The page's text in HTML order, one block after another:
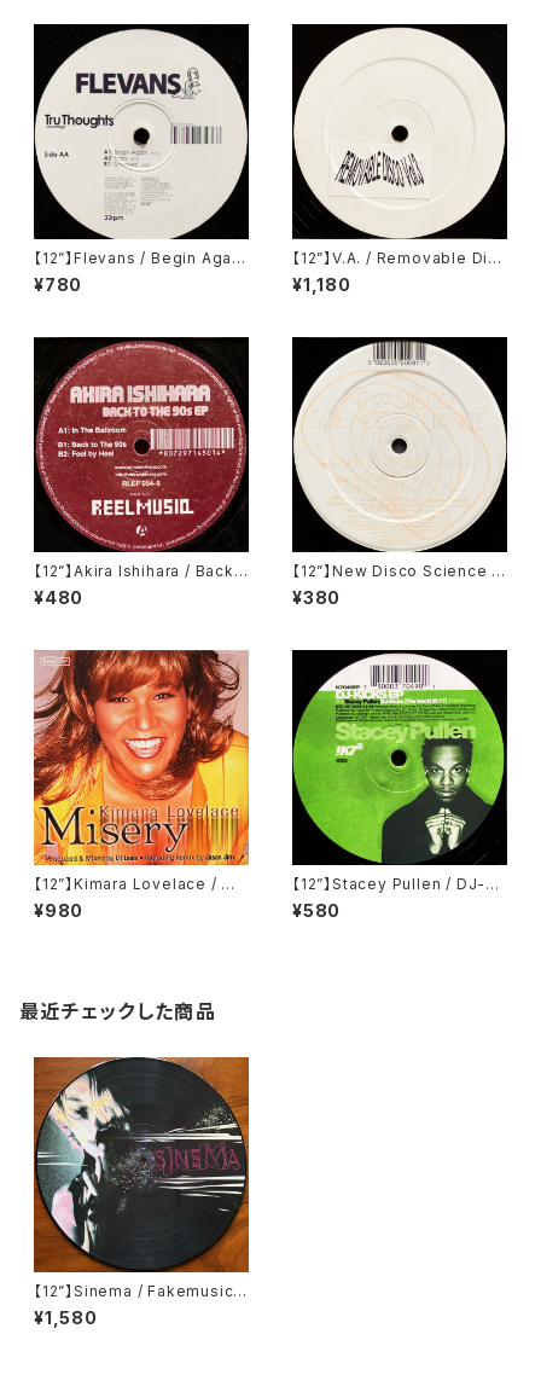
【12”】Flevans / Begin Again
(Tru Thoughts) (TRU 036)
¥780
【12”】V.A. / Removable Disc
o Vol.3 (Removable Disco)
¥1,180
【12”】Akira Ishihara / Back
To The 90's EP (Reel Musi
q) (RLEP 054-6)
¥480
【12”】New Disco Science Al
liance / Nylon Groover / W
ake Up And Smell The Cof
¥380
【12”】Kimara Lovelace / Mi
sery (BPM King Street Sou
nds) (KSS 1110)
¥980
【12”】Stacey Pullen / DJ-Ki
cks EP (!K7 Records) (!K70
49EP)
¥580
最近チェックした商品
【12”】Sinema / Fakemusic
(Black Jack) (BLACKJACK
ES 08)
¥1,580